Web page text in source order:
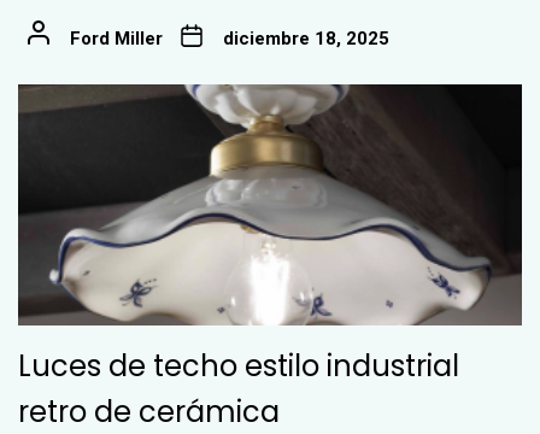
Ford Miller diciembre 18, 2025
Luces de techo estilo industrial
retro de cerámica